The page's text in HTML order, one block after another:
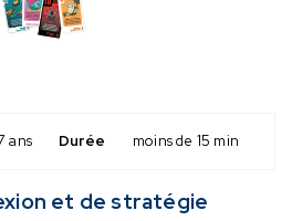
ans Durée moins de 15 min
et de stratégie